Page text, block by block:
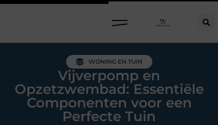
WONING EN TUIN
Vijverpomp en
Opzetzwembad: Essentiële
Componenten voor een
Perfecte Tuin